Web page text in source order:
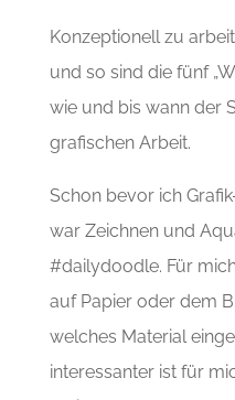
Konzeptionell zu
und so sind die fünf
wie und bis wann der
grafischen Arbeit.
Schon bevor ich
war Zeichnen und
#dailydoodle. Für
auf Papier oder dem
welches Material
interessanter ist für